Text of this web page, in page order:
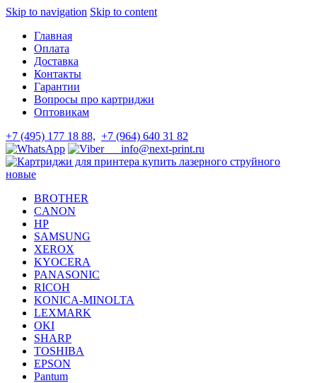
Skip to navigation Skip to content
Главная
Оплата
Доставка
Контакты
Гарантии
Вопросы про картриджи
Оптовикам
+7 (495) 177 18 88, +7 (964) 640 31 82
info@next-print.ru
BROTHER
CANON
HP
SAMSUNG
XEROX
KYOCERA
PANASONIC
RICOH
KONICA-MINOLTA
LEXMARK
OKI
SHARP
TOSHIBA
EPSON
Pantum